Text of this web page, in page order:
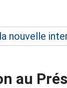
nouvelle
au